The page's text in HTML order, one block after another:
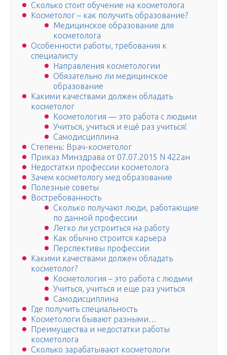
Сколько стоит обучение на косметолога
Косметолог – как получить образование?
Медицинское образование для
косметолога
Особенности работы, требования к
специалисту
Направления косметологии
Обязательно ли медицинское
образование
Какими качествами должен обладать
косметолог
Косметология — это работа с людьми
Учиться, учиться и ещё раз учиться!
Самодисциплина
Степень: Врач-косметолог
Приказ Минздрава от 07.07.2015 N 422ан
Недостатки профессии косметолога
Зачем косметологу мед образование
Полезные советы
Востребованность
Сколько получают люди, работающие
по данной профессии
Легко ли устроиться на работу
Как обычно строится карьера
Перспективы профессии
Какими качествами должен обладать
косметолог?
Косметология – это работа с людьми
Учиться, учиться и еще раз учиться
Самодисциплина
Где получить специальность
Косметологи бывают разными…
Преимущества и недостатки работы
косметолога
Сколько зарабатывают косметологи